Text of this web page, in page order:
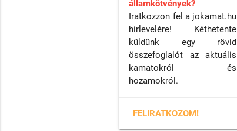
államkötvények?
Iratkozzon fel a jokamat.hu
hírlevelére! Kéthetente
küldünk egy rövid
összefoglalót az aktuális
kamatokról és
hozamokról.
FELIRATKOZOM!